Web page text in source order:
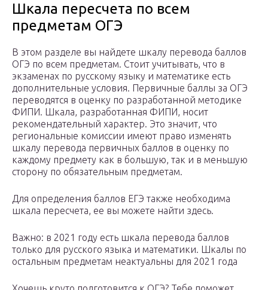
Шкала пересчета по всем
предметам ОГЭ
В этом разделе вы найдете шкалу перевода баллов
ОГЭ по всем предметам. Стоит учитывать, что в
экзаменах по русскому языку и математике есть
дополнительные условия. Первичные баллы за ОГЭ
переводятся в оценку по разработанной методике
ФИПИ. Шкала, разработанная ФИПИ, носит
рекомендательный характер. Это значит, что
региональные комиссии имеют право изменять
шкалу перевода первичных баллов в оценку по
каждому предмету как в большую, так и в меньшую
сторону по обязательным предметам.
Для определения баллов ЕГЭ также необходима
шкала пересчета, ее вы можете найти здесь.
Важно: в 2021 году есть шкала перевода баллов
только для русского языка и математики. Шкалы по
остальным предметам неактуальны для 2021 года